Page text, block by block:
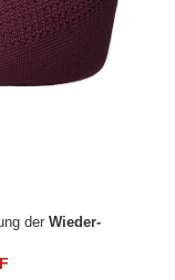
der Wieder-